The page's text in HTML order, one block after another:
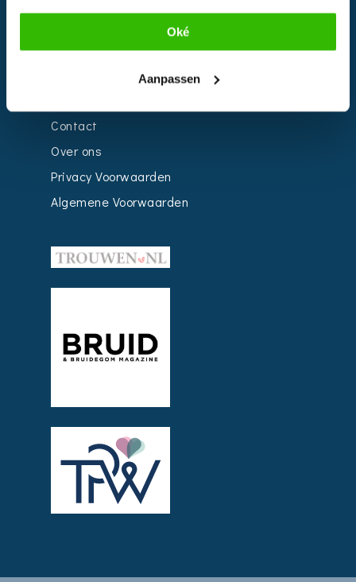
Oké
Aanpassen
Weddingplanner
Contact
Over ons
Privacy Voorwaarden
Algemene Voorwaarden